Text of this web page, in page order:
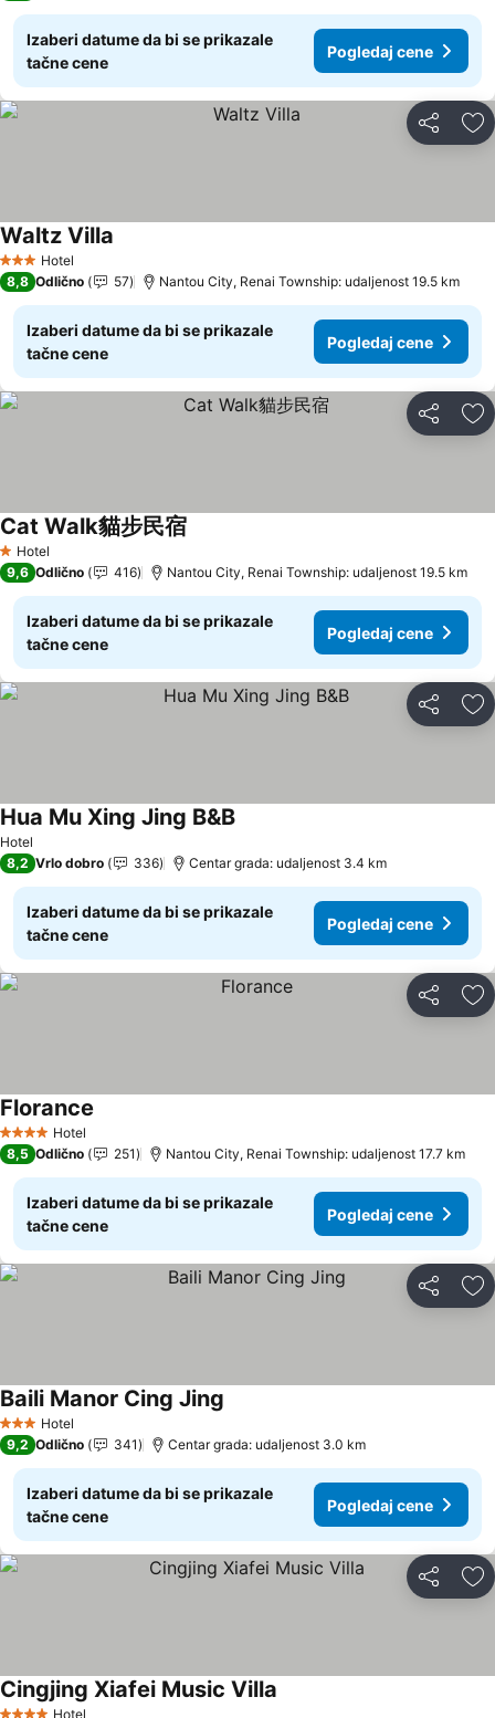
Izaberi datume da bi se prikazale
tačne cene
Pogledaj cene
Deli
3 Zvezdice
Hotel
Waltz Villa
8,8 Odlično 57 Nantou City, Renai Township: udaljenost 19.5 km
Izaberi datume da bi se prikazale
tačne cene
Pogledaj cene
Deli
1 Zvezdice
Hotel
Cat Walk貓步民宿
9,6 Odlično 416 Nantou City, Renai Township: udaljenost 19.5 km
Izaberi datume da bi se prikazale
tačne cene
Pogledaj cene
Deli
Hotel
Hua Mu Xing Jing B&BPogledaj cene
8,2 Vrlo dobro 336 Centar grada: udaljenost 3.4 km
Izaberi datume da bi se prikazale
tačne cene
Pogledaj cene
Deli
4 ZvezdiceHotel
Florance
8,5 Odlično 251 Nantou City, Renai Township: udaljenost 17.7 km
Izaberi datume da bi se prikazale
tačne cene
Pogledaj cene
Deli
3 Zvezdice
Hotel
Baili Manor Cing Jing
9,2 Odlično 341 Centar grada: udaljenost 3.0 km
Izaberi datume da bi se prikazale
tačne cene
Pogledaj cene
Deli
Hotel
Cingjing Xiafei Music Villa